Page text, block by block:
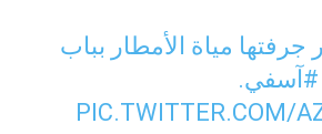
جرفتها مياة الأمطار بباب
#آسفي.
PIC.TWITTER.COM/